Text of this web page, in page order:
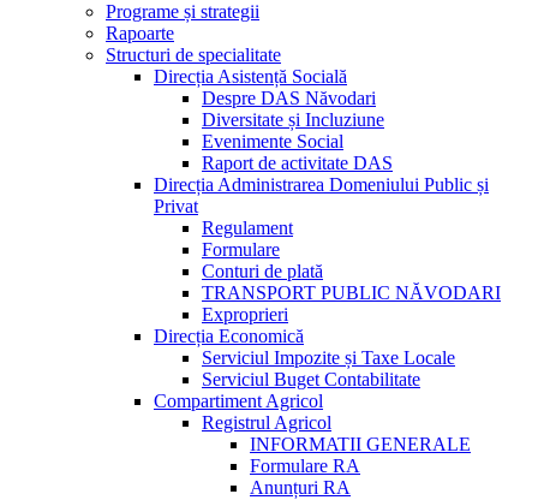
Programe și strategii
Rapoarte
Structuri de specialitate
Direcția Asistență Socială
Despre DAS Năvodari
Diversitate și Incluziune
Evenimente Social
Raport de activitate DAS
Direcția Administrarea Domeniului Public și
Privat
Regulament
Formulare
Conturi de plată
TRANSPORT PUBLIC NĂVODARI
Exproprieri
Direcția Economică
Serviciul Impozite și Taxe Locale
Serviciul Buget Contabilitate
Compartiment Agricol
Registrul Agricol
INFORMATII GENERALE
Formulare RA
Anunțuri RA